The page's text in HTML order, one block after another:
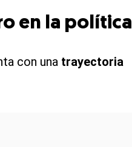
en la política
con una trayectoria